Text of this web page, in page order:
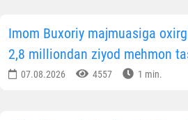
Imom Buxoriy majmuasiga
2,8 milliondan ziyod mehmon
07.08.2026 4557 1 min.